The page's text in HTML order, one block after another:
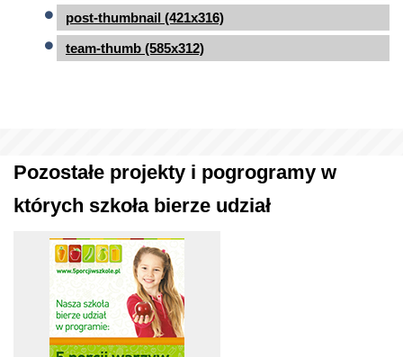
post-thumbnail (421x316)
team-thumb (585x312)
Pozostałe projekty i pogrogramy w
których szkoła bierze udział